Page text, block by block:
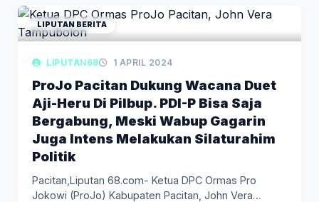
LIPUTAN BERITA
LIPUTAN68 1 APRIL 2024
ProJo Pacitan Dukung Wacana Duet
Aji-Heru Di Pilbup. PDI-P Bisa Saja
Bergabung, Meski Wabup Gagarin
Juga Intens Melakukan Silaturahim
Politik
Pacitan,Liputan 68.com- Ketua DPC Ormas Pro
Jokowi (ProJo) Kabupaten Pacitan, John Vera…